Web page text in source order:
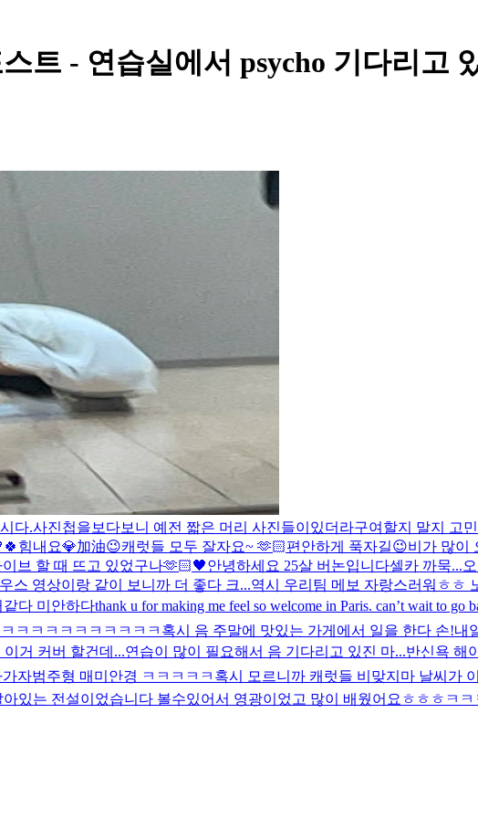
트 - 연습실에서 psycho 기다리고
다.사진첩을보다보니 예전 짧은 머리 사진들이있더라구여 할지 말지 고
🍀힘내요💎加油😉캐럿들 모두 잘자요~ 🫶🏻편안하게 푹자길😉비가 많이
브 할 때 뜨고 있었구나🫶🏻🖤안녕하세요 25살 버논입니다셀카 까묵...
스 영상이랑 같이 보니까 더 좋다 크...역시 우리팀 메보 자랑스러워ㅎㅎ
다 미안하다thank u for making me feel so welcome in Paris. can’t wait to go
ㅋㅋㅋㅋㅋㅋㅋㅋㅋㅋ 혹시 음 주말에 맛있는 가게에서 일을 한다 손!내
거 커버 할건데...연습이 많이 필요해서 음 기다리고 있진 마...반신욕 해
가자범주형 매미안경 ㅋㅋㅋㅋㅋ 혹시 모르니까 캐럿들 비맞지마 날씨가
있는 전설이었습니다 볼수있어서 영광이었고 많이 배웠어요ㅎㅎㅎ ㅋ